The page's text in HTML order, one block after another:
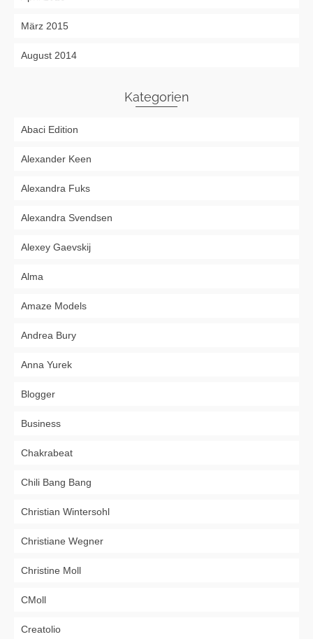
März 2015
August 2014
Kategorien
Abaci Edition
Alexander Keen
Alexandra Fuks
Alexandra Svendsen
Alexey Gaevskij
Alma
Amaze Models
Andrea Bury
Anna Yurek
Blogger
Business
Chakrabeat
Chili Bang Bang
Christian Wintersohl
Christiane Wegner
Christine Moll
CMoll
Creatolio